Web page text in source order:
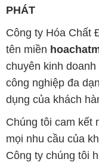
PHÁT
Công ty Hóa Chất
tên miền
chuyên kinh
công nghiệp đa
dụng của khách
Chúng tôi cam kết
mọi nhu cầu của
Công ty chúng tôi